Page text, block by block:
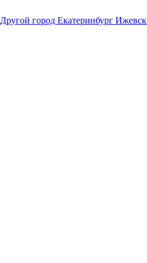
Другой город Екатеринбург Ижевск